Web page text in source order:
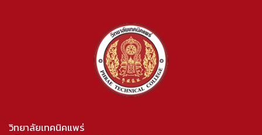
วิทยาลัยเทคนิคแพร่